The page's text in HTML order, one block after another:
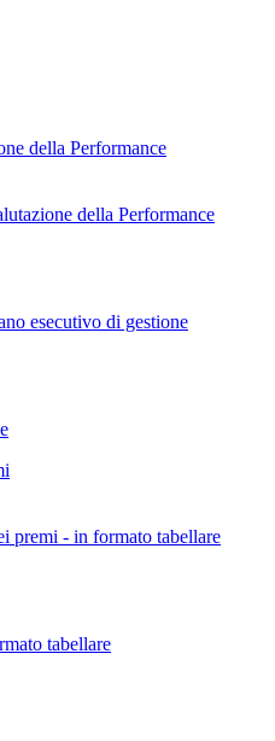
della Performance
della Performance
esecutivo di gestione
premi - in formato tabellare
tabellare